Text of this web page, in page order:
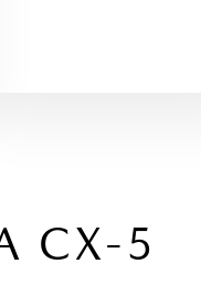
CX-5